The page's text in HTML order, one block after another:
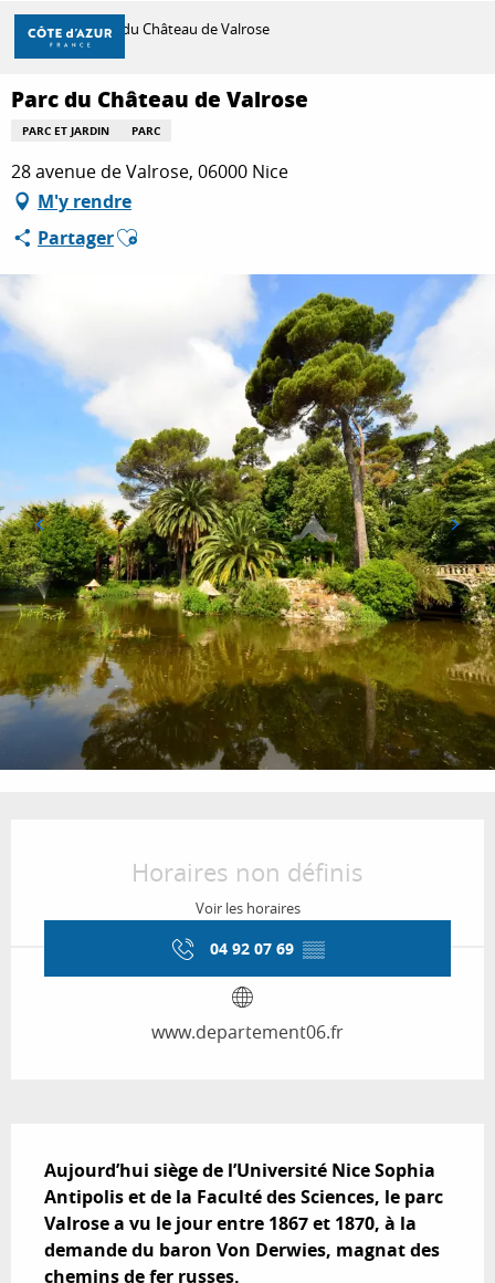
Aller
contenu
principal
DÉCOUVRIR
À FAIRE
SÉJOURNER
Accueil Parc du Château de Valrose
Parc du Château de Valrose
PARC ET JARDIN PARC
28 avenue de Valrose, 06000 Nice
M'y rendre
PartagerAjouter aux favoris
Horaires non définis
Voir les horaires
04 92 07 69 ▒▒
www.departement06.fr
Aujourd’hui siège de l’Université Nice Sophia
Antipolis et de la Faculté des Sciences, le parc
Valrose a vu le jour entre 1867 et 1870, à la
demande du baron Von Derwies, magnat des
chemins de fer russes.